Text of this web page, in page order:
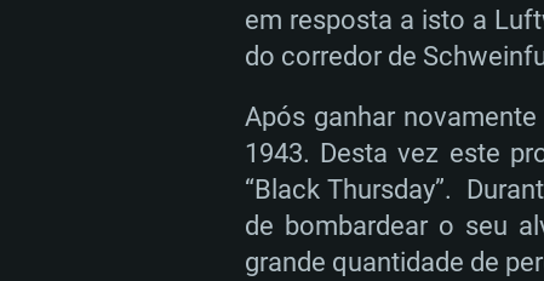
em resposta a isto a
do corredor de
Após ganhar
1943. Desta vez este
“Black Thursday”.
de bombardear o seu
grande quantidade de